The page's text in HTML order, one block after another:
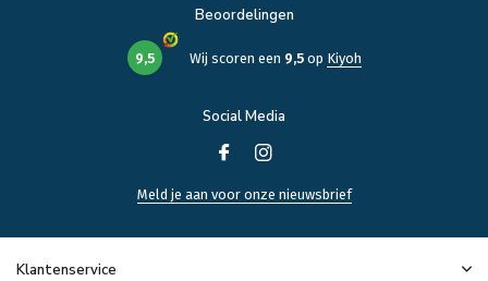
Beoordelingen
9,5 Wij scoren een 9,5op Kiyoh
Social Media
Meld je aan voor onze nieuwsbrief
Klantenservice